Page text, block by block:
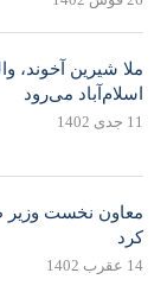
ملا شیرین آخوند،
اسلام‌آباد می‌رود
11 جدی 1402
معاون نخست وزیر
کرد
14 عقرب 1402